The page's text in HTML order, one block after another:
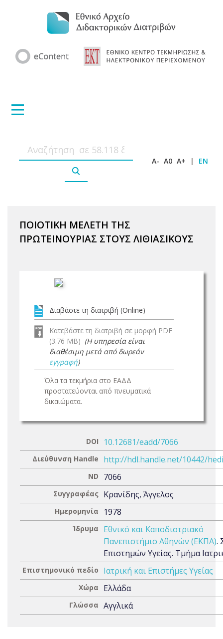
A- A0 A+ | EN
ΠΟΙΟΤΙΚΗ ΜΕΛΕΤΗ ΤΗΣ
ΠΡΩΤΕΙΝΟΥΡΙΑΣ ΣΤΟΥΣ ΛΙΘΙΑΣΙΚΟΥΣ
Διαβάστε τη διατριβή (Online)
Κατεβάστε τη διατριβή σε μορφή PDF
(3.76 MB) (Η υπηρεσία είναι
διαθέσιμη μετά από δωρεάν
εγγραφή)
Όλα τα τεκμήρια στο ΕΑΔΔ
προστατεύονται από πνευματικά
δικαιώματα.
DOI 10.12681/eadd/7066
Διεύθυνση Handle http://hdl.handle.net/10442/
ND 7066
Συγγραφέας Κρανίδης, Άγγελος
Ημερομηνία 1978
Ίδρυμα
Εθνικό και Καποδιστριακό
Πανεπιστήμιο Αθηνών (ΕΚΠΑ).
Επιστημών Υγείας. Τμήμα
Επιστημονικό πεδίο Ιατρική και Επιστήμες Υγείας
Χώρα Ελλάδα
Γλώσσα Αγγλικά